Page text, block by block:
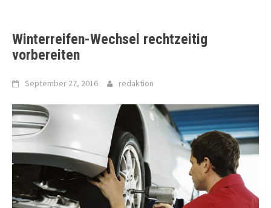
Winterreifen-Wechsel rechtzeitig
vorbereiten
September 27, 2016 redaktion